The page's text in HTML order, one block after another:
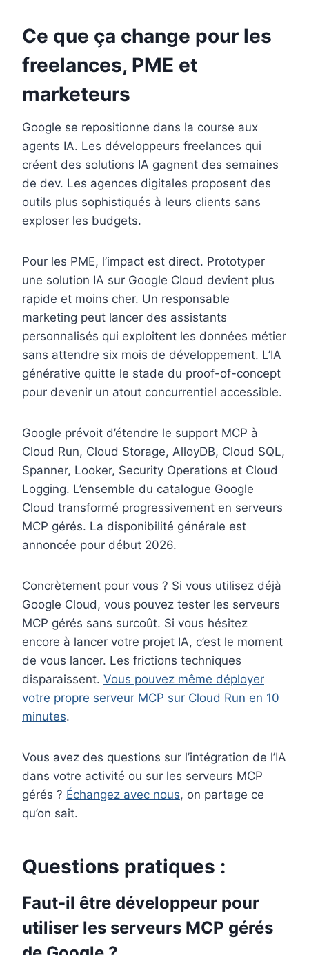
Ce que ça change pour les
freelances, PME et
marketeurs
Google se repositionne dans la course aux
agents IA. Les développeurs freelances qui
créent des solutions IA gagnent des semaines
de dev. Les agences digitales proposent des
outils plus sophistiqués à leurs clients sans
exploser les budgets.
Pour les PME, l’impact est direct. Prototyper
une solution IA sur Google Cloud devient plus
rapide et moins cher. Un responsable
marketing peut lancer des assistants
personnalisés qui exploitent les données métier
sans attendre six mois de développement. L’IA
générative quitte le stade du proof-of-concept
pour devenir un atout concurrentiel accessible.
Google prévoit d’étendre le support MCP à
Cloud Run, Cloud Storage, AlloyDB, Cloud SQL,
Spanner, Looker, Security Operations et Cloud
Logging. L’ensemble du catalogue Google
Cloud transformé progressivement en serveurs
MCP gérés. La disponibilité générale est
annoncée pour début 2026.
Concrètement pour vous ? Si vous utilisez déjà
Google Cloud, vous pouvez tester les serveurs
MCP gérés sans surcoût. Si vous hésitez
encore à lancer votre projet IA, c’est le moment
de vous lancer. Les frictions techniques
disparaissent. Vous pouvez même déployer
votre propre serveur MCP sur Cloud Run en 10
minutes.
Vous avez des questions sur l’intégration de l’IA
dans votre activité ou sur les serveurs MCP
gérés ? Échangez avec nous, on partage ce
qu’on sait.
Questions pratiques :
Faut-il être développeur pour
utiliser les serveurs MCP gérés